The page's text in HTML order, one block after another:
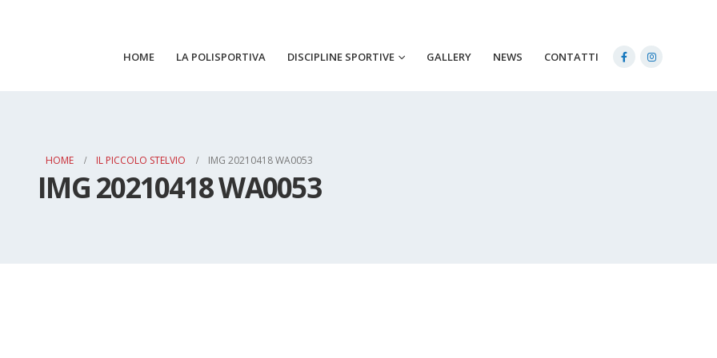
HOME LA POLISPORTIVA DISCIPLINE SPORTIVE GALLERY NEWS CONTATTI
HOME IL PICCOLO STELVIO IMG 20210418 WA0053
IMG 20210418 WA0053